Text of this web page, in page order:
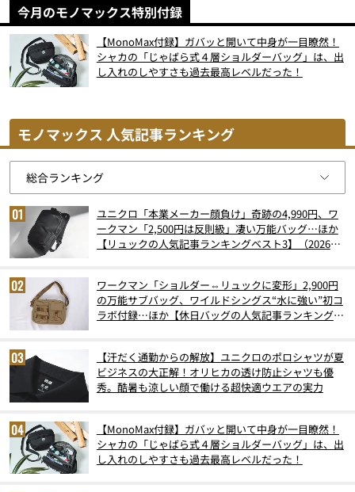
今月のモノマックス特別付録
【MonoMax付録】ガバッと開いて中身が一目瞭然！
シャカの「じゃばら式４層ショルダーバッグ」は、出
し入れのしやすさも過去最高レベルだった！
モノマックス 人気記事ランキング
ユニクロ「本業メーカー顔負け」奇跡の4,990円、ワ
ークマン「2,500円は反則級」凄い万能バッグ…ほか
【リュックの人気記事ランキングベスト3】（2026年
ワークマン「ショルダー⇔リュックに変形」2,900円
の万能サブバッグ、ワイルドシングス“水に強い”初コ
ラボ付録…ほか【休日バッグの人気記事ランキングベ
【汗だく通勤からの解放】ユニクロのポロシャツが夏
ビジネスの大正解！オリヒカの透け防止シャツも優
秀。酷暑も涼しい顔で働ける超快適ウエアの実力
【MonoMax付録】ガバッと開いて中身が一目瞭然！
シャカの「じゃばら式４層ショルダーバッグ」は、出
し入れのしやすさも過去最高レベルだった！